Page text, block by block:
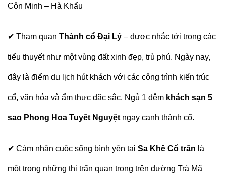
Côn Minh – Hà Khẩu
✔ Tham quan Thành cổ Đại Lý – được nhắc tới trong các
tiểu thuyết như một vùng đất xinh đẹp, trù phú. Ngày nay,
đây là điểm du lịch hút khách với các công trình kiến trúc
cổ, văn hóa và ẩm thực đặc sắc. Ngủ 1 đêm khách sạn 5
sao Phong Hoa Tuyết Nguyệt ngay cạnh thành cổ.
✔ Cảm nhận cuộc sống bình yên tại Sa Khê Cổ trấn là
một trong những thị trấn quan trọng trên đường Trà Mã